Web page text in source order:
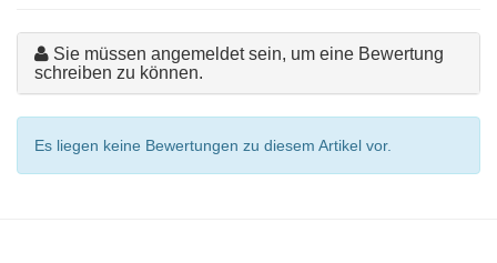
Sie müssen angemeldet sein, um eine Bewertung
schreiben zu können.
Es liegen keine Bewertungen zu diesem Artikel vor.